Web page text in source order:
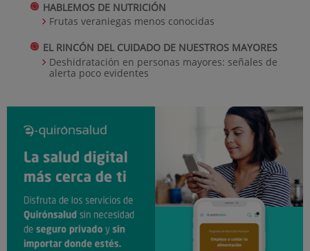
HABLEMOS DE NUTRICIÓN
Frutas veraniegas menos conocidas
EL RINCÓN DEL CUIDADO DE NUESTROS MAYORES
Deshidratación en personas mayores: señales de
alerta poco evidentes